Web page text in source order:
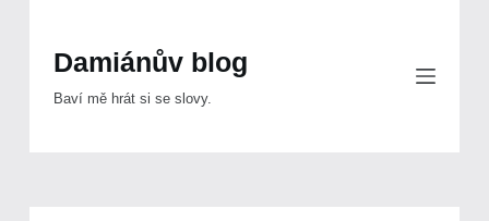
Damiánův blog
Baví mě hrát si se slovy.